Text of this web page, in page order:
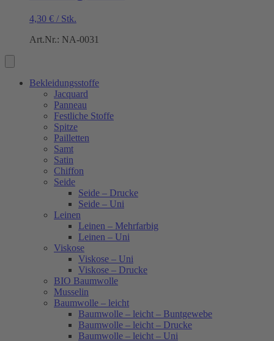
4,30 € / Stk.
Art.Nr.: NA-0031
Bekleidungsstoffe
Jacquard
Panneau
Festliche Stoffe
Spitze
Pailletten
Samt
Satin
Chiffon
Seide
Seide – Drucke
Seide – Uni
Leinen
Leinen – Mehrfarbig
Leinen – Uni
Viskose
Viskose – Uni
Viskose – Drucke
BIO Baumwolle
Musselin
Baumwolle – leicht
Baumwolle – leicht – Buntgewebe
Baumwolle – leicht – Drucke
Baumwolle – leicht – Uni